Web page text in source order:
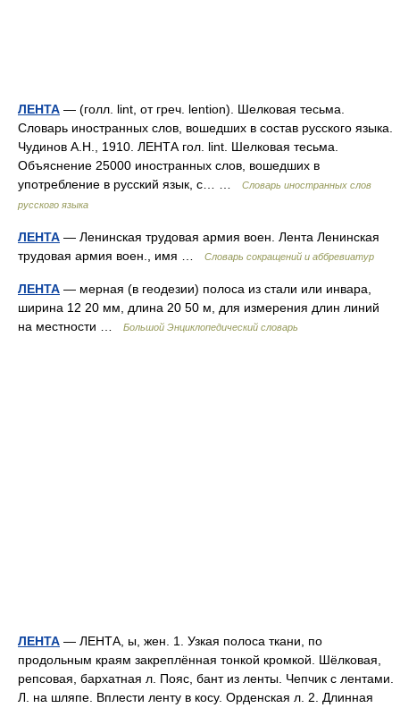
ЛЕНТА — (голл. lint, от греч. lention). Шелковая тесьма.
Словарь иностранных слов, вошедших в состав русского языка.
Чудинов А.Н., 1910. ЛЕНТА гол. lint. Шелковая тесьма.
Объяснение 25000 иностранных слов, вошедших в
употребление в русский язык, с… …
Словарь иностранных слов
русского языка
ЛЕНТА — Ленинская трудовая армия воен. Лента Ленинская
трудовая армия воен., имя …
Словарь сокращений и аббревиатур
ЛЕНТА — мерная (в геодезии) полоса из стали или инвара,
ширина 12 20 мм, длина 20 50 м, для измерения длин линий
на местности …
Большой Энциклопедический словарь
ЛЕНТА — ЛЕНТА, ы, жен. 1. Узкая полоса ткани, по
продольным краям закреплённая тонкой кромкой. Шёлковая,
репсовая, бархатная л. Пояс, бант из ленты. Чепчик с лентами.
Л. на шляпе. Вплести ленту в косу. Орденская л. 2. Длинная